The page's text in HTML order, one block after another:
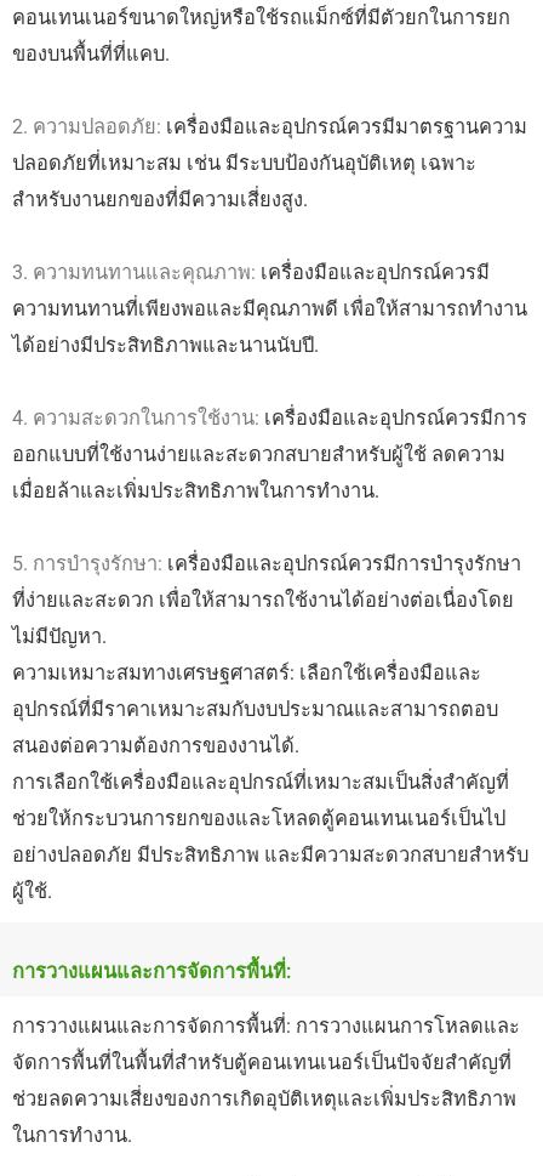
คอนเทนเนอร์ขนาดใหญ่หรือใช้รถแม็กซ์ที่มีตัวยกในการยก
ของบนพื้นที่ที่แคบ.
2. ความปลอดภัย: เครื่องมือและอุปกรณ์ควรมีมาตรฐานความ
ปลอดภัยที่เหมาะสม เช่น มีระบบป้องกันอุบัติเหตุ เฉพาะ
สำหรับงานยกของที่มีความเสี่ยงสูง.
3. ความทนทานและคุณภาพ: เครื่องมือและอุปกรณ์ควรมี
ความทนทานที่เพียงพอและมีคุณภาพดี เพื่อให้สามารถทำงาน
ได้อย่างมีประสิทธิภาพและนานนับปี.
4. ความสะดวกในการใช้งาน: เครื่องมือและอุปกรณ์ควรมีการ
ออกแบบที่ใช้งานง่ายและสะดวกสบายสำหรับผู้ใช้ ลดความ
เมื่อยล้าและเพิ่มประสิทธิภาพในการทำงาน.
5. การบำรุงรักษา: เครื่องมือและอุปกรณ์ควรมีการบำรุงรักษา
ที่ง่ายและสะดวก เพื่อให้สามารถใช้งานได้อย่างต่อเนื่องโดย
ไม่มีปัญหา.
ความเหมาะสมทางเศรษฐศาสตร์: เลือกใช้เครื่องมือและ
อุปกรณ์ที่มีราคาเหมาะสมกับงบประมาณและสามารถตอบ
สนองต่อความต้องการของงานได้.
การเลือกใช้เครื่องมือและอุปกรณ์ที่เหมาะสมเป็นสิ่งสำคัญที่
ช่วยให้กระบวนการยกของและโหลดตู้คอนเทนเนอร์เป็นไป
อย่างปลอดภัย มีประสิทธิภาพ และมีความสะดวกสบายสำหรับ
ผู้ใช้.
การวางแผนและการจัดการพื้นที่:
การวางแผนและการจัดการพื้นที่: การวางแผนการโหลดและ
จัดการพื้นที่ในพื้นที่สำหรับตู้คอนเทนเนอร์เป็นปัจจัยสำคัญที่
ช่วยลดความเสี่ยงของการเกิดอุบัติเหตุและเพิ่มประสิทธิภาพ
ในการทำงาน.